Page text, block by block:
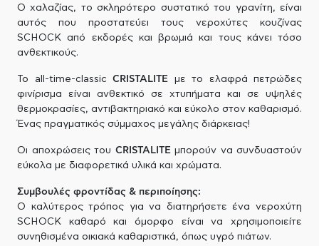
Ο χαλαζίας, το σκληρότερο συστατικό του γρανίτη, είναι
αυτός που προστατεύει τους νεροχύτες κουζίνας
SCHOCK από εκδορές και βρωμιά και τους κάνει τόσο
ανθεκτικούς.
To all-time-classic CRISTALITE με το ελαφρά πετρώδες
φινίρισμα είναι ανθεκτικό σε χτυπήματα και σε υψηλές
θερμοκρασίες, αντιβακτηριακό και εύκολο στον καθαρισμό.
Ένας πραγματικός σύμμαχος μεγάλης διάρκειας!
Οι αποχρώσεις του CRISTALITEμπορούν να συνδυαστούν
εύκολα με διαφορετικά υλικά και χρώματα.
Συμβουλές φροντίδας & περιποίησης:
Ο καλύτερος τρόπος για να διατηρήσετε ένα νεροχύτη
SCHOCK καθαρό και όμορφο είναι να χρησιμοποιείτε
συνηθισμένα οικιακά καθαριστικά, όπως υγρό πιάτων.